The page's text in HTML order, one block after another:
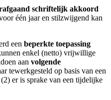
schriftelijk akkoord
één jaar en stilzwijgend kan
een beperkte toepassing
enkel (netto) vrijwillige
aan volgende
tewerkgesteld op basis van een
er is sprake van een tijdelijke